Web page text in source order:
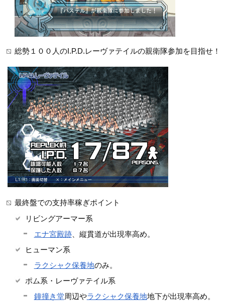
総勢１００人のI.P.D.レーヴァテイルの親衛隊参加を目指せ！
最終盤での支持率稼ぎポイント
リビングアーマー系
エナ宮殿跡、縦貫道が出現率高め。
ヒューマン系
ラクシャク保養地のみ。
ポム系・レーヴァテイル系
鐘撞き堂周辺やラクシャク保養地地下が出現率高め。